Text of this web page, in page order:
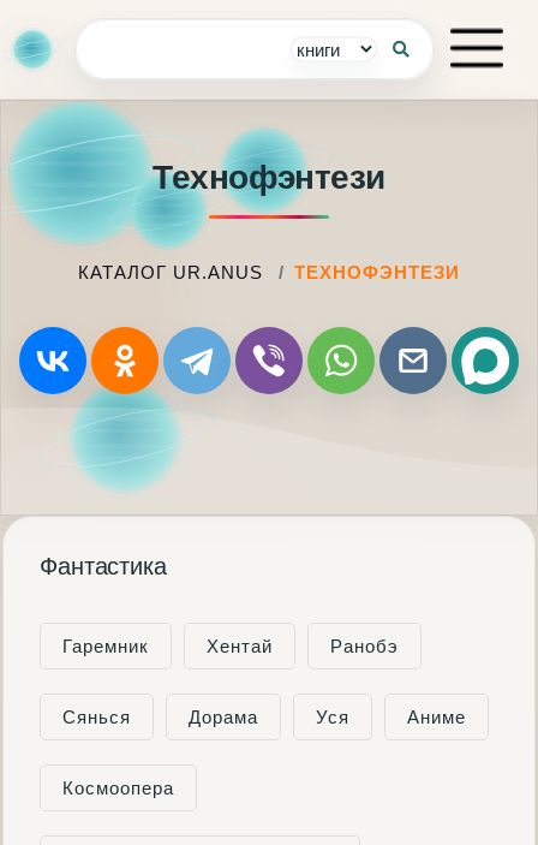
Технофэнтези
КАТАЛОГ UR.ANUS ТЕХНОФЭНТЕЗИ
Фантастика
Гаремник Хентай Ранобэ
Сянься Дорама Уся Аниме
Космоопера